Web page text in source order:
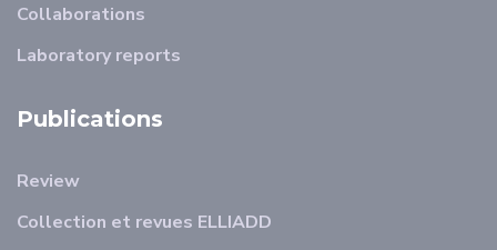
Collaborations
Laboratory reports
Publications
Review
Collection et revues ELLIADD